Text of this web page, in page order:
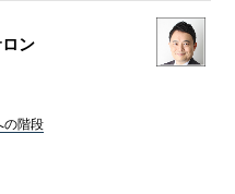
ン
の階段